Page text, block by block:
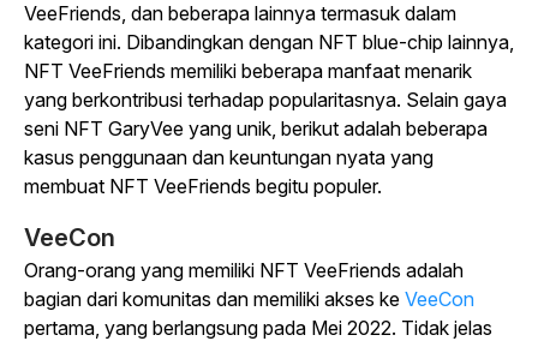
VeeFriends, dan beberapa lainnya termasuk dalam
kategori ini. Dibandingkan dengan NFT blue-chip lainnya,
NFT VeeFriends memiliki beberapa manfaat menarik
yang berkontribusi terhadap popularitasnya. Selain gaya
seni NFT GaryVee yang unik, berikut adalah beberapa
kasus penggunaan dan keuntungan nyata yang
membuat NFT VeeFriends begitu populer.
VeeCon
Orang-orang yang memiliki NFT VeeFriends adalah
bagian dari komunitas dan memiliki akses ke VeeCon
pertama, yang berlangsung pada Mei 2022. Tidak jelas